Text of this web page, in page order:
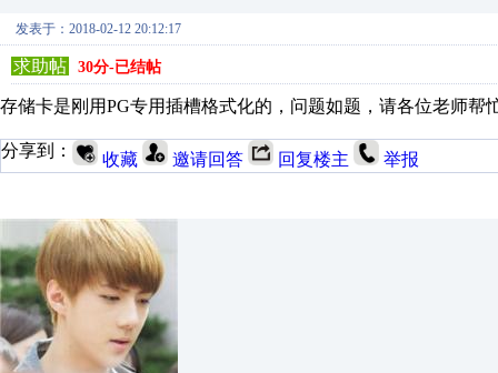
发表于：2018-02-12 20:12:17
求助帖 30分-已结帖
存储卡是刚用PG专用插槽格式化的，问题如题，请各位老师帮
分享到： 收藏 邀请回答 回复楼主 举报